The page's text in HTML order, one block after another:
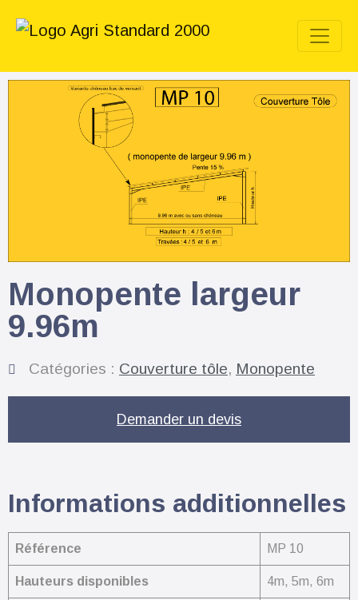
Monopente largeur
9.96m
Catégories : Couverture tôle, Monopente
Demander un devis
Informations additionnelles
Référence MP 10
Hauteurs disponibles 4m, 5m, 6m